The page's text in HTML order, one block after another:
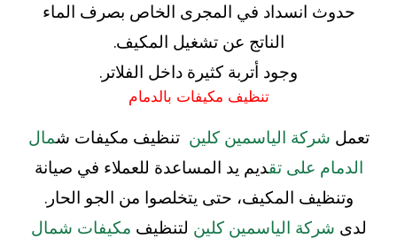
حدوث انسداد في المجرى الخاص بصرف الماء
الناتج عن تشغيل المكيف.
وجود أتربة كثيرة داخل الفلاتر.
تنظيف مكيفات بالدمام
تعمل شركة الياسمين كلين تنظيف مكيفات شمال
الدمام على تقديم يد المساعدة للعملاء في صيانة
وتنظيف المكيف، حتى يتخلصوا من الجو الحار.
لدى شركة الياسمين كلين لتنظيف مكيفات شمال